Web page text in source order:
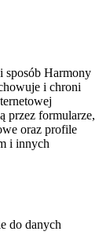
sposób Harmony
i chroni
przez formularze,
oraz profile
i innych
do danych